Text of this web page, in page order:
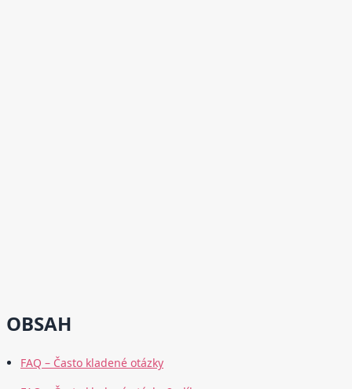
OBSAH
FAQ – Často kladené otázky